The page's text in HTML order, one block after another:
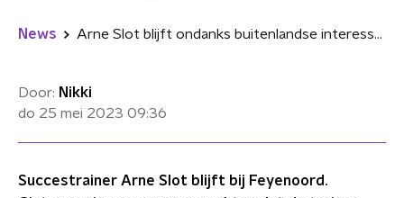
News Arne Slot blijft ondanks buitenlandse interesse toch trainer bij Feyenoord
Door: Nikki
do 25 mei 2023 09:36
Succestrainer Arne Slot blijft bij Feyenoord.